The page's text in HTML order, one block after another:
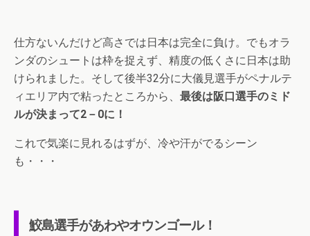
仕方ないんだけど高さでは日本は完全に負け。でもオラ
ンダのシュートは枠を捉えず、精度の低くさに日本は助
けられました。そして後半32分に大儀見選手がペナルテ
ィエリア内で粘ったところから、 最後は阪口選手のミド
ルが決まって2－0に！
これで気楽に見れるはずが、冷や汗がでるシーン
も・・・
鮫島選手があわやオウンゴール！